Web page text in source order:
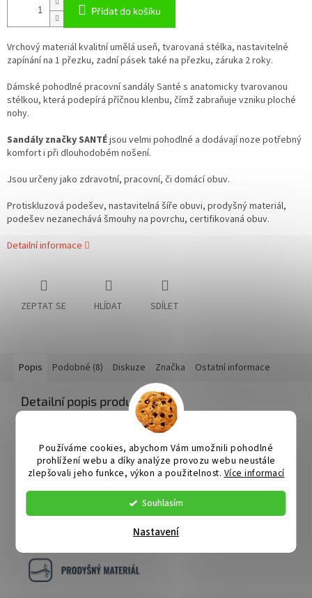
Používáme cookies, abychom Vám umožnili pohodlné
prohlížení webu a díky analýze provozu webu neustále
zlepšovali jeho funkce, výkon a použitelnost. Více informací
Souhlasím
Nastavení
Přidat do košíku
Vrchový materiál kvalitní umělá useň, tvarovaná stélka, nastavitelné
zapínání na 1 přezku, zadní pásek také na přezku, záruka 2 roky.
Dámské pohodlné pracovní sandály Santé s anatomicky tvarovanou
stélkou, která podepírá příčnou klenbu, čímž zabraňuje vzniku ploché
nohy.
Sandály značky SANTÉjsou velmi pohodlné a dodávají noze potřebný
komfort i při dlouhodobém nošení.
Jsou určeny jako zdravotní, pracovní, či domácí obuv.
Protiskluzová podešev, nastavitelná šíře obuvi, prodyšný materiál,
podešev nezanechává šmouhy na povrchu, certifikovaná obuv.
Detailní informace
ZEPTAT SE HLÍDAT SDÍLET
Popis Podobné (8) Diskuze Značka Ostatní informace
Detailní popis produktu